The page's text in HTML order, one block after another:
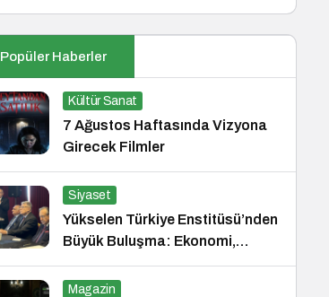
Popüler Haberler
Kültür Sanat
7 Ağustos Haftasında Vizyona
Girecek Filmler
Siyaset
Yükselen Türkiye Enstitüsü’nden
Büyük Buluşma: Ekonomi,
Güvenlik Politikaları ve Hukuk
Konferansı
Magazin